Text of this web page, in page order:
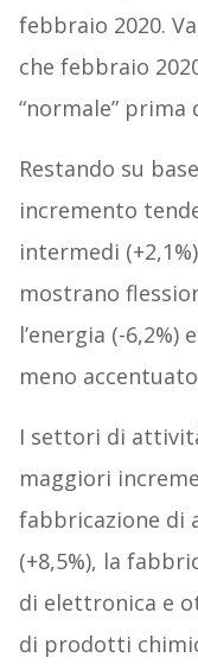
febbraio 2020.
che febbraio
“normale” prima
Restando su
incremento
intermedi
mostrano
l’energia (-
meno
I settori di
maggiori
fabbricazione di
(+8,5%), la
di elettronica e
di prodotti